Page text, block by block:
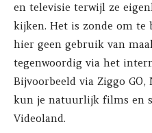
en televisie terwijl ze
kijken. Het is zonde om te
hier geen gebruik van
tegenwoordig via het
Bijvoorbeeld via Ziggo GO,
kun je natuurlijk films en
Videoland.